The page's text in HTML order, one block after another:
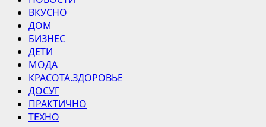
ВКУСНО
ДОМ
БИЗНЕС
ДЕТИ
МОДА
КРАСОТА.ЗДОРОВЬЕ
ДОСУГ
ПРАКТИЧНО
ТЕХНО